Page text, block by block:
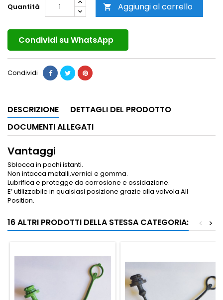
Quantità  Aggiungi al carrello
Condividi su WhatsApp
Condividi
DESCRIZIONE
DETTAGLI DEL PRODOTTO
DOCUMENTI ALLEGATI
Vantaggi
Sblocca in pochi istanti.
Non intacca metalli,vernici e gomma.
Lubrifica e protegge da corrosione e ossidazione.
E’ utilizzabile in qualsiasi posizione grazie alla valvola All
Position.
16 ALTRI PRODOTTI DELLA STESSA CATEGORIA: >
<